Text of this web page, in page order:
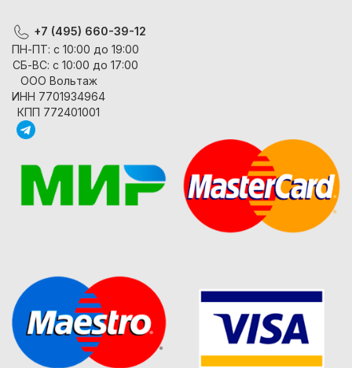
+7 (495) 660-39-12
ПН-ПТ: с 10:00 до 19:00
СБ-ВС: с 10:00 до 17:00
ООО Вольтаж
ИНН 7701934964
КПП 772401001